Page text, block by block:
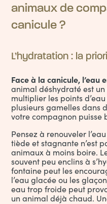
animaux de
canicule ?
L’hydratation : la
Face à la canicule, l’eau
animal déshydraté est
multiplier les points
plusieurs gamelles dans
votre compagnon puisse
Pensez à renouveler
tiède et stagnante n’est
animaux à moins boire.
souvent peu enclins à
fontaine peut les
l’eau glacée ou les
eau trop froide peut
un animal déjà chaud.